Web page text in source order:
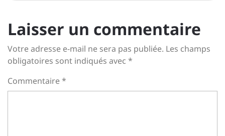
Laisser un commentaire
Votre adresse e-mail ne sera pas publiée. Les champs
obligatoires sont indiqués avec *
Commentaire*